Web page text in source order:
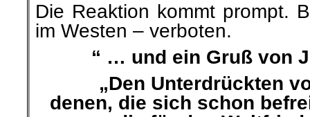
Die Reaktion kommt prompt.
im Westen – verboten.
“ … und ein Gruß von
„Den Unterdrückten
denen, die sich schon